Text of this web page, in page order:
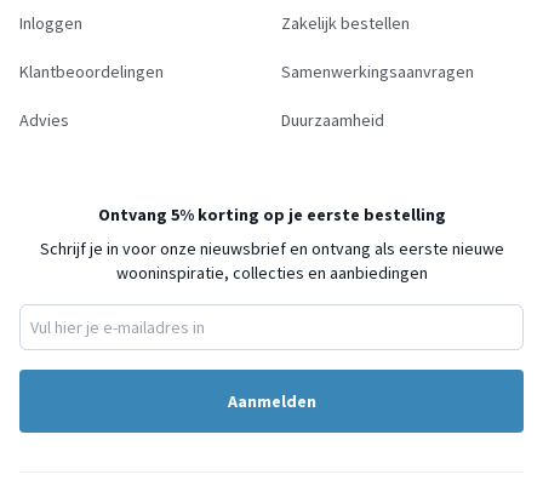
Inloggen
Klantbeoordelingen
Advies
Zakelijk bestellen
Samenwerkingsaanvragen
Duurzaamheid
Ontvang 5% korting op je eerste bestelling
Schrijf je in voor onze nieuwsbrief en ontvang als eerste nieuwe
wooninspiratie, collecties en aanbiedingen
Aanmelden